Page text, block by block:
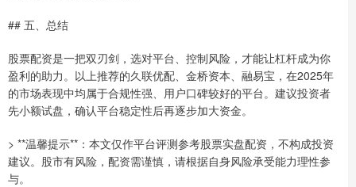
## 五、总结
股票配资是一把双刃剑，选对平台、控制风险，才能让杠杆成为你
盈利的助力。以上推荐的久联优配、金桥资本、融易宝，在2025年
的市场表现中均属于合规性强、用户口碑较好的平台。建议投资者
先小额试盘，确认平台稳定性后再逐步加大资金。
> **温馨提示**：本文仅作平台评测参考股票实盘配资，不构成投资
建议。股市有风险，配资需谨慎，请根据自身风险承受能力理性参
与。